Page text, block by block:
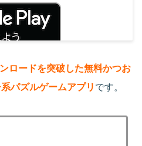
ロードを突破した無料かつお
パズルゲームアプリ です。